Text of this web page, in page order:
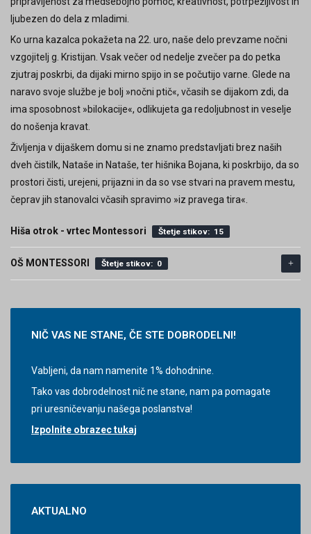
ljubezen do dela z mladimi.
Ko urna kazalca pokažeta na 22. uro, naše delo prevzame nočni
vzgojitelj g. Kristijan. Vsak večer od nedelje zvečer pa do petka
zjutraj poskrbi, da dijaki mirno spijo in se počutijo varne. Glede na
naravo svoje službe je bolj »nočni ptič«, včasih se dijakom zdi, da
ima sposobnost »bilokacije«, odlikujeta ga redoljubnost in veselje
do nošenja kravat.
Življenja v dijaškem domu si ne znamo predstavljati brez naših
dveh čistilk, Nataše in Nataše, ter hišnika Bojana, ki poskrbijo, da so
prostori čisti, urejeni, prijazni in da so vse stvari na pravem mestu,
čeprav jih stanovalci včasih spravimo »iz pravega tira«.
Vodstvo in tajništvo dijaškega doma Štetje stikov: 4
Vzgojiteljski zbor Štetje stikov: 7
Hiša otrok - vrtec Montessori Štetje stikov: 15
OŠ MONTESSORI Štetje stikov: 0
Učiteljski zbor Štetje stikov: 19
NIČ VAS NE STANE, ČE STE DOBRODELNI!
Vabljeni, da nam namenite 1% dohodnine.
Tako vas dobrodelnost nič ne stane, nam pa pomagate
pri uresničevanju našega poslanstva!
Izpolnite obrazec tukaj
AKTUALNO